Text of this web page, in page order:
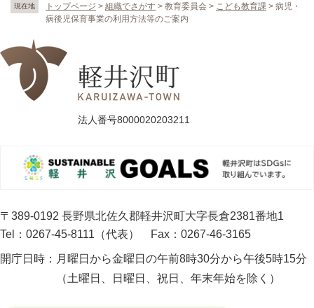
現在地 トップページ > 組織でさがす > 教育委員会 > こども教育課 > 病児・
病後児保育事業の利用方法等のご案内
法人番号8000020203211
〒389-0192 長野県北佐久郡軽井沢町大字長倉2381番地1
Tel：0267-45-8111（代表）
Fax：0267-46-3165
開庁日時： 月曜日から金曜日の午前8時30分から午後5時15分
（土曜日、日曜日、祝日、年末年始を除く）